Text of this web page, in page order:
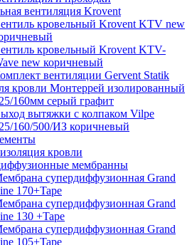
вентиляция Krovent
кровельный Krovent KTV new
кровельный Krovent KTV-
new коричневый
вентиляции Gervent Statik
кровли Монтеррей изолированный
160мм серый графит
вытяжки с колпаком Vilpe
160/500/ИЗ коричневый
кровли
мембранны
супердиффузионная Grand
170+Tape
супердиффузионная Grand
130 +Tape
супердиффузионная Grand
105+Tape